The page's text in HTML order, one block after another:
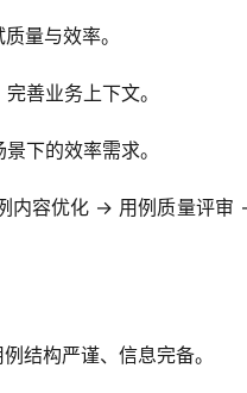
量与效率。
善业务上下文。
下的效率需求。
内容优化 → 用例质量评审
结构严谨、信息完备。